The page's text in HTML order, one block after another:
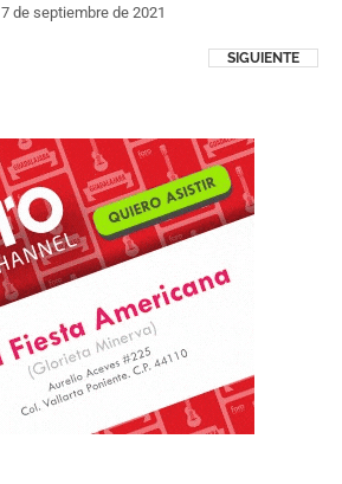
7 de septiembre de 2021
SIGUIENTE